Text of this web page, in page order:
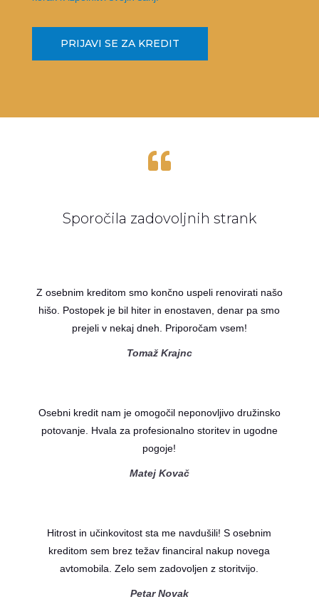
PRIJAVI SE ZA KREDIT

Sporočila zadovoljnih strank
Z osebnim kreditom smo končno uspeli renovirati našo
hišo. Postopek je bil hiter in enostaven, denar pa smo
prejeli v nekaj dneh. Priporočam vsem!
Tomaž Krajnc
Osebni kredit nam je omogočil neponovljivo družinsko
potovanje. Hvala za profesionalno storitev in ugodne
pogoje!
Matej Kovač
Hitrost in učinkovitost sta me navdušili! S osebnim
kreditom sem brez težav financiral nakup novega
avtomobila. Zelo sem zadovoljen z storitvijo.
Petar Novak